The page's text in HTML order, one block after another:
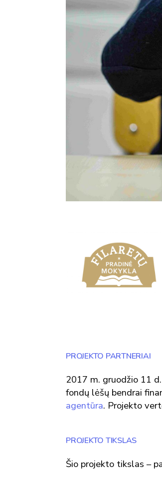
PROJEKTO PARTNERIAI
2017 m. gruodžio 11
fondų lėšų bendrai
agentūra. Projekto
PROJEKTO TIKSLAS
Šio projekto tikslas –